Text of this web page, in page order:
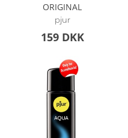
ORIGINAL
pjur
159 DKK